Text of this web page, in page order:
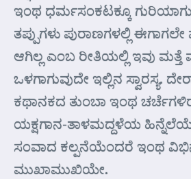
ಇಂಥ ಧರ್ಮಸಂಕಟಕ್ಕೂ
ತಪ್ಪುಗಳು ಪುರಾಣಗಳಲ್ಲಿ
ಆಗಿಲ್ಲ ಎಂಬ ರೀತಿಯಲ್ಲಿ ಇವು ಮತ್ತೆ
ಒಳಗಾಗುವುದೇ ಇಲ್ಲಿನ ಸ್ವಾರಸ್ಯ.
ಕಥಾನಕದ ತುಂಬಾ ಇಂಥ
ಯಕ್ಷಗಾನ-ತಾಳಮದ್ದಳೆಯ
ಸಂವಾದ ಕಲ್ಪನೆಯೆಂದರೆ ಇಂಥ
ಮುಖಾಮುಖಿಯೇ.